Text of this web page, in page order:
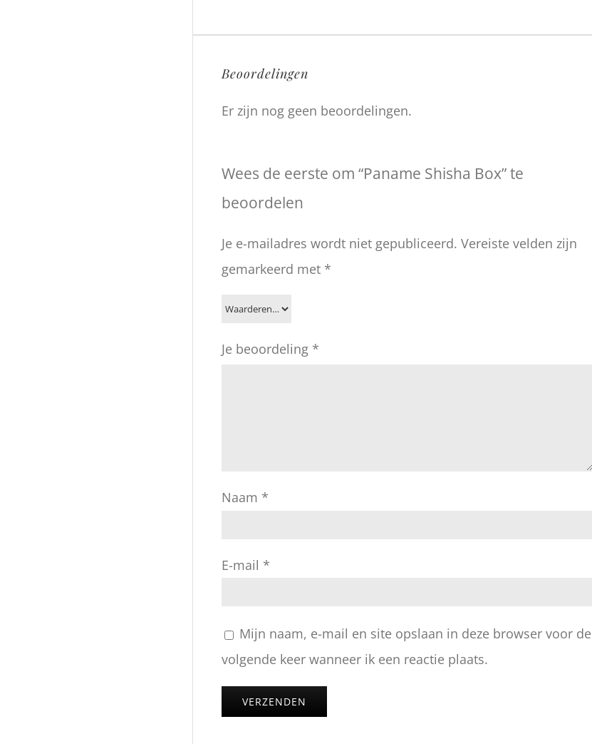
Beoordelingen
Er zijn nog geen beoordelingen.
Wees de eerste om “Paname Shisha Box” te
beoordelen
Je e-mailadres wordt niet gepubliceerd. Vereiste velden zijn
gemarkeerd met *
Je beoordeling *
Naam *
E-mail *
Mijn naam, e-mail en site opslaan in deze browser voor de
volgende keer wanneer ik een reactie plaats.